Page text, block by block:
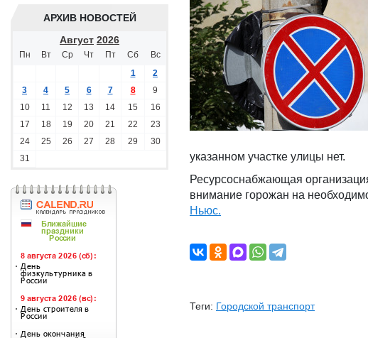
АРХИВ НОВОСТЕЙ
Август 2026
Пн Вт Ср Чт Пт Сб
Вс
1
2
3
4 5 6 7 8
9
10
11 12 13 14 15
16
17
18 19 20 21 22
23
24
25 26 27 28 29
30
31
указанном участке улицы нет.
Ресурсоснабжающая
внимание горожан на
Ньюс.
Теги: Городской транспорт